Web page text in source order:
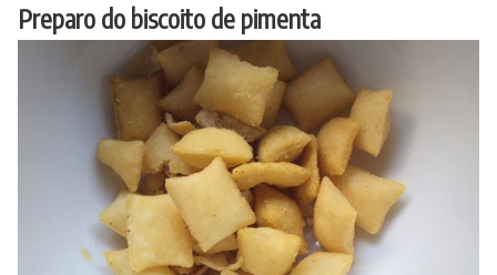
Preparo do biscoito de pimenta